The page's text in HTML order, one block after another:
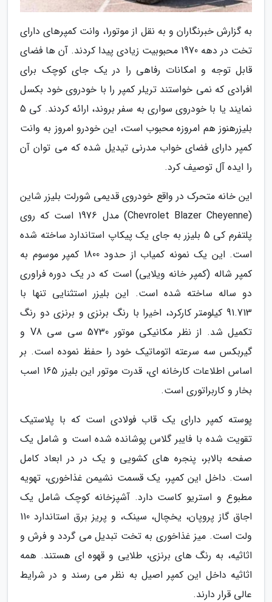
به گزارش خبرنگاران و به نقل از موتور1، وانت کمپرهای دارای
تخت در دهه 1970 محبوبیت زیادی پیدا کردند. آن ها فضای
قابل توجه و امکانات رفاهی را در یک جای کوچک برای
افرادی که نمی خواستند تریلر کمپر را با خودروی خود بکسل
نمایند یا با خودروی سواری به سفر بروند، ارائه کردند. کی 5
بلیزرهنوز هم امروزه محبوب است، این خودرو امروز به وانت
کمپر دارای فضای خواب مدرنی تیدیل شده که می توان آن
را ایده آل توصیف کرد.
این خانه متحرک در واقع خودروی قدیمی شورلت بلیزر شاین
(Chevrolet Blazer Cheyenne) مدل 1976 است که روی
پلتفرم کی 5 بلیزر به جای یک پیکاپ استاندارد ساخته شده
است. این یک نمونه کمیاب از حدود 1800 کمپر موسوم به
کمپر شاله (کمپر خانه ویلایی) است که در یک دوره فراوری
دو ساله ساخته شده است. این بلیزر استثنایی تنها با
91.713 کیلومتر کارکرد، اخیرا با رنگ برنزی و برنزی دو رنگ
تکمیل شد. از نظر مکانیکی موتور 5730 سی سی V8 و
گیربکس سه سرعته اتوماتیک خود را حفظ نموده است. بر
اساس اطلاعات کارخانه ای، قدرت موتور این بلیزر 165 اسب
بخار و کاربراتوری است.
پوسته کمپر دارای یک قاب فولادی است که با پلاستیک
تقویت شده با فایبر گلاس پوشانده شده است و شامل یک
صفحه بالابر، پنجره های کشویی و یک در در ابعاد کامل
است. داخل این کمپر، یک قسمت نشیمن غذاخوری، تهویه
مطبوع و استریو کاست دارد. آشپزخانه کوچک شامل یک
اجاق گاز پروپان، یخچال، سینک، و پریز برق استاندارد 110
ولت است. میز غذاخوری به تخت تبدیل می گردد و فرش و
اثاثیه، به رنگ های برنزی، طلایی و قهوه ای هستند. همه
اثاثیه داخل این کمپر اصیل به نظر می رسند و در شرایط
عالی قرار دارند.